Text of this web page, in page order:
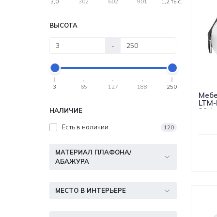
ВЫСОТА
-
3 65 127 188 250
НАЛИЧИЕ
Есть в наличии 120
МАТЕРИАЛ ПЛАФОНА/
АБАЖУРА
МЕСТО В ИНТЕРЬЕРЕ